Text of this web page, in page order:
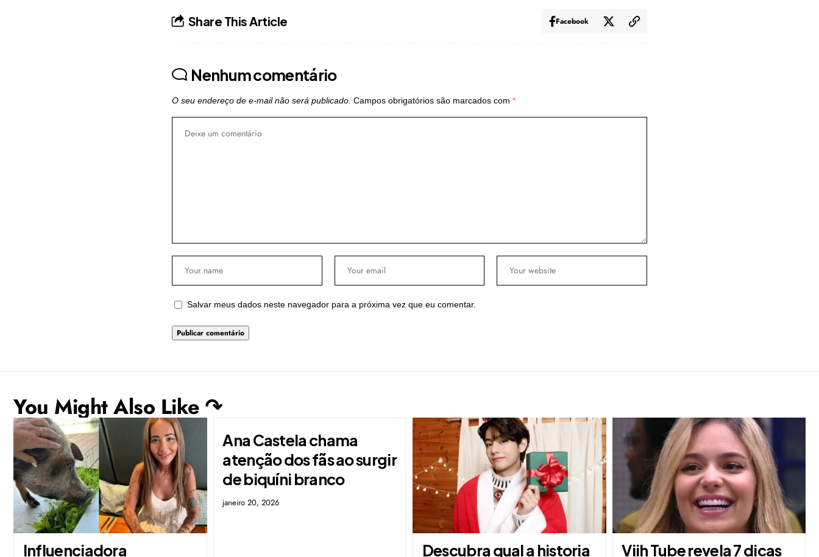
Share This Article Facebook
Nenhum comentário
O seu endereço de e-mail não será publicado. Campos obrigatórios são marcados com *
Salvar meus dados neste navegador para a próxima vez que eu comentar.
You Might Also Like ↷
Influenciadora
Ana Castela chama
atenção dos fãs ao surgir
de biquíni branco
janeiro 20, 2026
Descubra qual a historia Viih Tube revela 7 dicas